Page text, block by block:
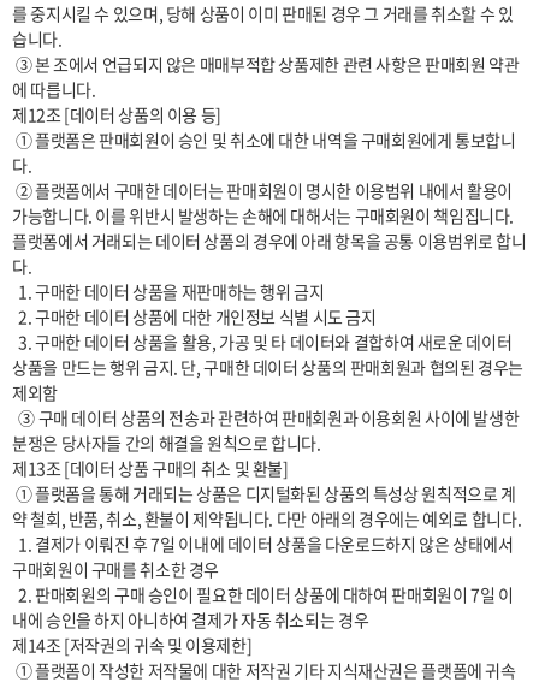
를 중지시킬 수 있으며, 당해 상품이 이미 판매된 경우 그 거래를 취소할 수 있
습니다.
에 따릅니다.
제12조 [데이터 상품의 이용 등]
다.
가능합니다. 이를 위반시 발생하는 손해에 대해서는 구매회원이 책임집니다.
플랫폼에서 거래되는 데이터 상품의 경우에 아래 항목을 공통 이용범위로 합니
다.
  2. 구매한 데이터 상품에 대한 개인정보 식별 시도 금지
  3. 구매한 데이터 상품을 활용, 가공 및 타 데이터와 결합하여 새로운 데이터
상품을 만드는 행위 금지. 단, 구매한 데이터 상품의 판매회원과 협의된 경우는
제외함
  ③ 구매 데이터 상품의 전송과 관련하여 판매회원과 이용회원 사이에 발생한
분쟁은 당사자들 간의 해결을 원칙으로 합니다.
제13조 [데이터 상품 구매의 취소 및 환불]
약 철회, 반품, 취소, 환불이 제약됩니다. 다만 아래의 경우에는 예외로 합니다.
구매회원이 구매를 취소한 경우
  2. 판매회원의 구매 승인이 필요한 데이터 상품에 대하여 판매회원이 7일 이
내에 승인을 하지 아니하여 결제가 자동 취소되는 경우
제14조 [저작권의 귀속 및 이용제한]